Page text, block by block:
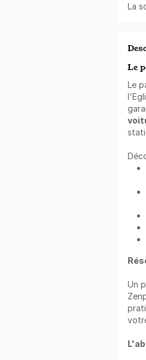
La
Le
Le
Un